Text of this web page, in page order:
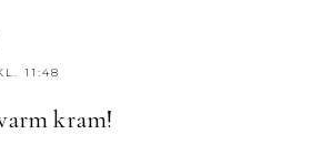
11:48
kram!